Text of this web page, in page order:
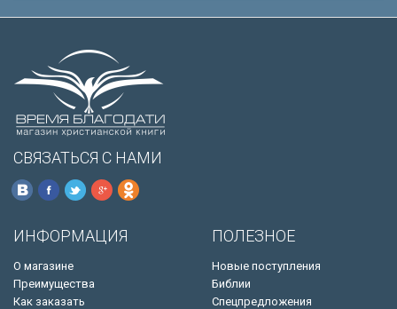
СВЯЗАТЬСЯ С НАМИ
ИНФОРМАЦИЯ
О магазине
Преимущества
Как заказать
ПОЛЕЗНОЕ
Новые поступления
Библии
Спецпредложения